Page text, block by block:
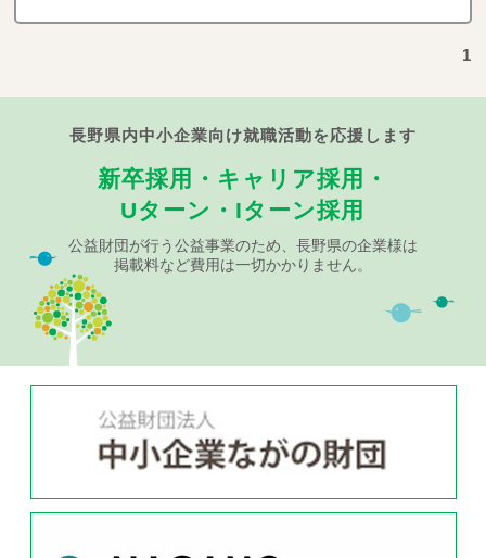
1
長野県内中小企業向け就職活動を応援します
新卒採用・キャリア採用・
Uターン・Iターン採用
公益財団が行う公益事業のため、長野県の企業様は
掲載料など費用は一切かかりません。